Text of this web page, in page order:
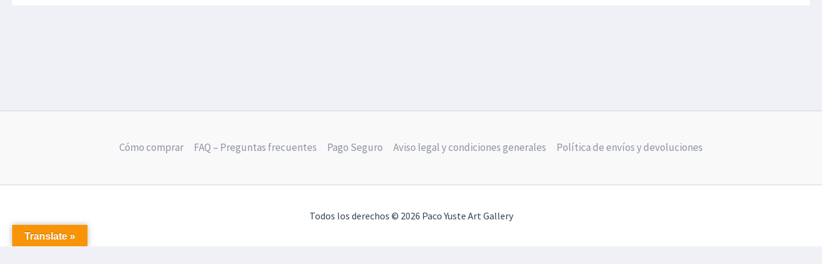
Cómo comprar FAQ – Preguntas frecuentes Pago Seguro Aviso legal y condiciones generales Política de envíos y devoluciones
Todos los derechos © 2026 Paco Yuste Art Gallery
Translate »